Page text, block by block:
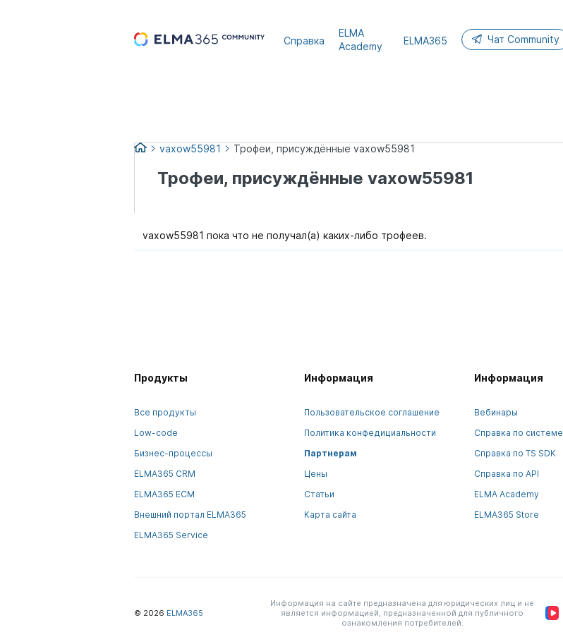
Справка
ELMA
Academy
ELMA365 Чат Community
vaxow55981 Трофеи, присуждённые vaxow55981
Трофеи, присуждённые vaxow55981
vaxow55981 пока что не получал(а) каких-либо трофеев.
Продукты
Все продукты
Low-code
Бизнес-процессы
ELMA365 CRM
ELMA365 ECM
Внешний портал ELMA365
ELMA365 Service
Информация
Пользовательское соглашение
Политика конфедициальности
Партнерам
Цены
Статьи
Карта сайта
Информация
Вебинары
Справка по системе
Справка по TS SDK
Справка по API
ELMA Academy
ELMA365 Store
© 2026 ELMA365
Информация на сайте предназначена для юридических лиц и не
является информацией, предназначенной для публичного
ознакомления потребителей.